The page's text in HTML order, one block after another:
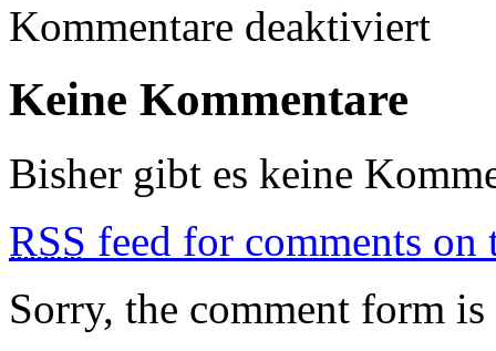
Kommentare deaktiviert
Keine Kommentare
Bisher gibt es keine
RSS feed for comments on
Sorry, the comment form